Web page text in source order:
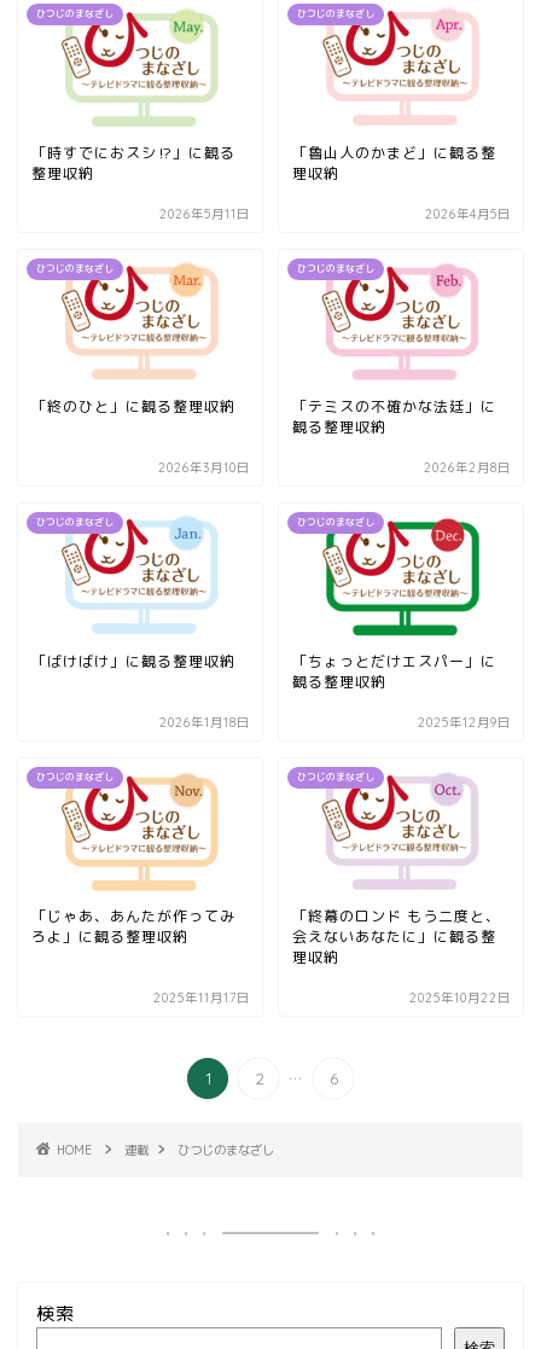
ひつじのまなざし
「時すでにおスシ⁉」に観る
整理収納
2026年5月11日
ひつじのまなざし
「魯山人のかまど」に観る整
理収納
2026年4月5日
ひつじのまなざし
「終のひと」に観る整理収納
2026年3月10日
ひつじのまなざし
「テミスの不確かな法廷」に
観る整理収納
2026年2月8日
ひつじのまなざし
「ばけばけ」に観る整理収納
2026年1月18日
ひつじのまなざし
「ちょっとだけエスパー」に
観る整理収納
2025年12月9日
ひつじのまなざし
「じゃあ、あんたが作ってみ
ろよ」に観る整理収納
2025年11月17日
ひつじのまなざし
「終幕のロンド もう二度と、
会えないあなたに」に観る整
理収納
2025年10月22日
1 2 ... 6
HOME 連載 ひつじのまなざし
検索